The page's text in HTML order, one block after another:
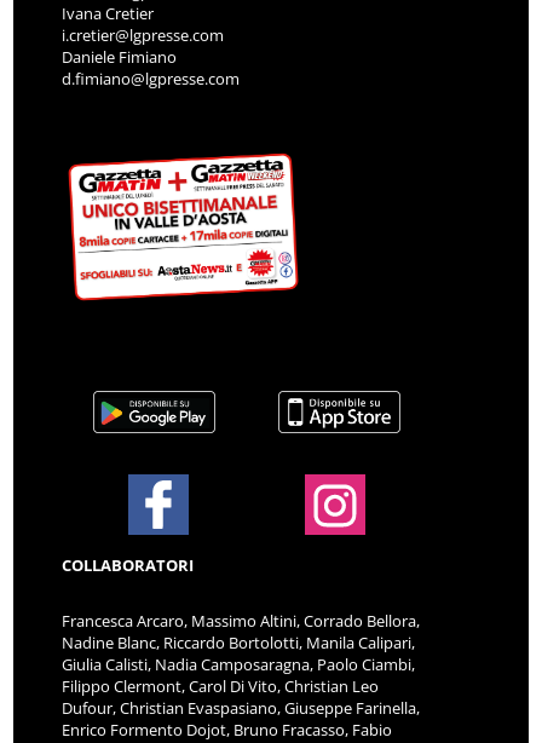
Ivana Cretier
i.cretier@lgpresse.com
Daniele Fimiano
d.fimiano@lgpresse.com
COLLABORATORI
Francesca Arcaro, Massimo Altini, Corrado Bellora,
Nadine Blanc, Riccardo Bortolotti, Manila Calipari,
Giulia Calisti, Nadia Camposaragna, Paolo Ciambi,
Filippo Clermont, Carol Di Vito, Christian Leo
Dufour, Christian Evaspasiano, Giuseppe Farinella,
Enrico Formento Dojot, Bruno Fracasso, Fabio